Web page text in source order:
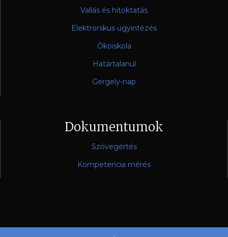
Vallás és hitoktatás
Elektronikus ügyintézés
Ökoiskola
Határtalanul
Gergely-nap
Dokumentumok
Szövegértés
Kompetencia mérés